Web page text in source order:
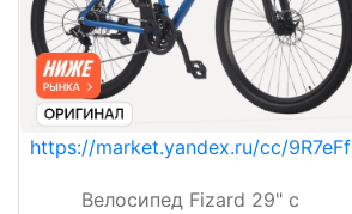
https://market.yandex.ru/cc/9R7eFf
Велосипед Fizard 29" с